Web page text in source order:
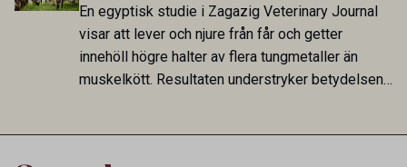
fungerar som reservoarer eller bidrar till
smittspridning.
En egyptisk studie i Zagazig Veterinary Journal
visar att lever och njure från får och getter
innehöll högre halter av flera tungmetaller än
muskelkött. Resultaten understryker betydelsen